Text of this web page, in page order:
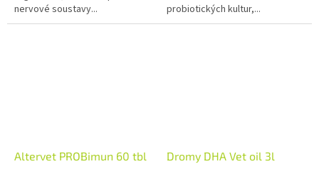
nervové soustavy...
probiotických kultur,...
Altervet PROBimun 60 tbl Dromy DHA Vet oil 3l